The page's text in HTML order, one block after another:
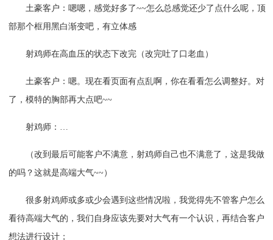
土豪客户：嗯嗯，感觉好多了~~怎么总感觉还少了点什么呢，顶
部那个框用黑白渐变吧，有立体感
射鸡师在高血压的状态下改完（改完吐了口老血）
土豪客户：嗯。现在看页面有点乱啊，你在看看怎么调整好。对
了，模特的胸部再大点吧~~
射鸡师：…
（改到最后可能客户不满意，射鸡师自己也不满意了，这是我做
的吗？这就是高端大气~~）
很多射鸡师或多或少会遇到这些情况啦，我觉得先不管客户怎么
看待高端大气的，我们自身应该先要对大气有一个认识，再结合客户
想法进行设计；